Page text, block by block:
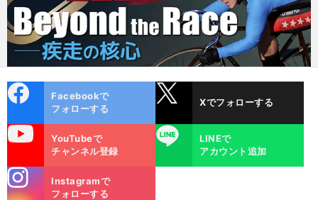
ok
Facebookで
フォローする
Xでフォローする
YouTubeで
チャンネル登録
LINE
LINEで
アカウント追加
m
Instagramで
フォローする